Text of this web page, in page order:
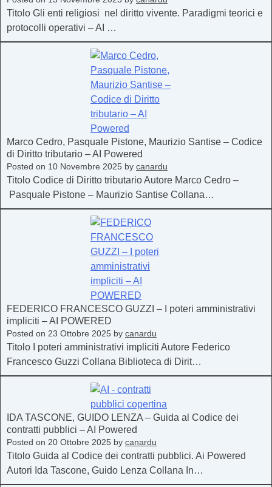
Titolo Gli enti religiosi nel diritto vivente. Paradigmi teorici e
protocolli operativi – AI …
Marco Cedro, Pasquale Pistone, Maurizio Santise – Codice
di Diritto tributario – AI Powered
Posted on 10 Novembre 2025 by canardu
Titolo Codice di Diritto tributario Autore Marco Cedro –
Pasquale Pistone – Maurizio Santise Collana…
FEDERICO FRANCESCO GUZZI – I poteri amministrativi
impliciti – AI POWERED
Posted on 23 Ottobre 2025 by canardu
Titolo I poteri amministrativi impliciti Autore Federico
Francesco Guzzi Collana Biblioteca di Dirit…
IDA TASCONE, GUIDO LENZA – Guida al Codice dei
contratti pubblici – AI Powered
Posted on 20 Ottobre 2025 by canardu
Titolo Guida al Codice dei contratti pubblici. Ai Powered
Autori Ida Tascone, Guido Lenza Collana In…